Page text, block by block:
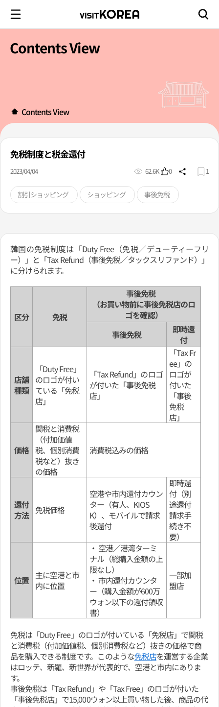
Contents View
Contents View
免税制度と税金還付
2023/04/04 62.6K 0 1
割引ショッピング ショッピング 事後免税
韓国の免税制度は「Duty Free（免税／デューティーフリ
ー）」と「Tax Refund（事後免税／タックスリファンド）」
に分けられます。
区分 免税
事後免税
（お買い物前に事後免税店のロ
ゴを確認）
事後免税
即時還
付
店舗
種類
「Duty Free」
のロゴが付い
ている「免税
店」
「Tax Refund」のロゴ
が付いた「事後免税
店」
「Tax Fr
ee」の
ロゴが
付いた
「事後
免税
店」
価格
関税と消費税
（付加価値
税、個別消費
税など）抜き
の価格
消費税込みの価格
還付
方法 免税価格
空港や市内還付カウン
ター（有人、KIOS
K）、モバイルで請求
後還付
即時還
付（別
途還付
請求手
続き不
要）
位置 主に空港と市
内に位置
・ 空港／港湾ターミ
ナル（総購入金額の上
限なし）
・ 市内還付カウンタ
ー（購入金額が600万
ウォン以下の還付領収
書）
一部加
盟店
免税は「Duty Free」のロゴが付いている「免税店」で関税
と消費税（付加価値税、個別消費税など）抜きの価格で商
品を購入できる制度です。このような免税店を運営する企業
はロッテ、新羅、新世界が代表的で、空港と市内にありま
す。
事後免税は「Tax Refund」や「Tax Free」のロゴが付いた
「事後免税店」で15,000ウォン以上買い物した後、商品の代